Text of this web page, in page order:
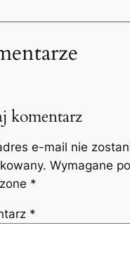
komentarz
e-mail nie
Wymagane
*
*